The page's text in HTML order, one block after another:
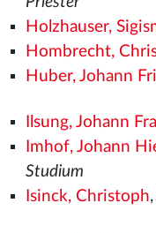
Holzhauser,
Hombrecht,
Huber, Johann
Ilsung, Johann
Imhof, Johann
Studium
Isinck, Christoph,